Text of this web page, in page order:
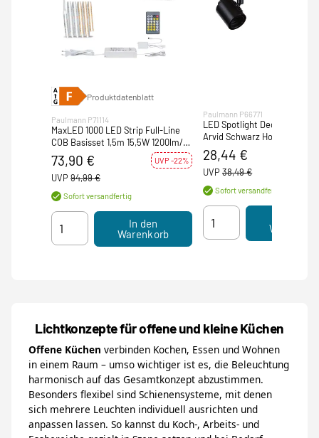
Produktdatenblatt
Paulmann P71114
MaxLED 1000 LED Strip Full-Line
COB Basisset 1,5m 15,5W 1200lm/m
672LEDs/m Tunable White 40VA
73,90 € UVP -22%
UVP 94,99 €
Sofort versandfertig
In den
Warenkorb
Paulmann P66771
LED Spotlight
Arvid Schwarz Holz E27 2-
28,44 €
UVP 38,49 €
Sofort versandfertig
Lichtkonzepte für offene und kleine Küchen
Offene Küchen verbinden Kochen, Essen und Wohnen
in einem Raum – umso wichtiger ist es, die Beleuchtung
harmonisch auf das Gesamtkonzept abzustimmen.
Besonders flexibel sind Schienensysteme, mit denen
sich mehrere Leuchten individuell ausrichten und
anpassen lassen. So kannst du Koch-, Arbeits- und